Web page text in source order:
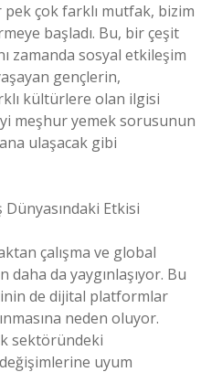
çok farklı mutfak, bizim
başladı. Bu, bir çeşit
zamanda sosyal etkileşim
gençlerin,
kültürlere olan ilgisi
meşhur yemek sorusunun
ulaşacak gibi
Etkisi
çalışma ve global
da yaygınlaşıyor. Bu
de dijital platformlar
neden oluyor.
sektöründeki
uyum